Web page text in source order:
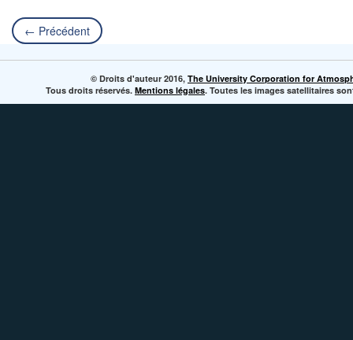
← Précédent
© Droits d'auteur 2016, The University Corporation for
Tous droits réservés. Mentions légales. Toutes les images satellitaires